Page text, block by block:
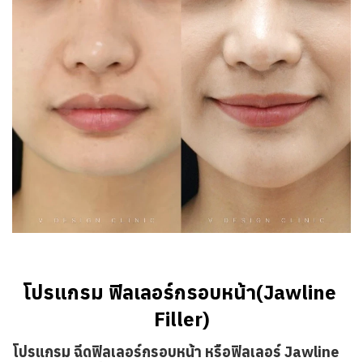
โปรแกรม ฟิลเลอร์กรอบหน้า(Jawline
Filler)
โปรแกรม ฉีดฟิลเลอร์กรอบหน้า หรือฟิลเลอร์ Jawline